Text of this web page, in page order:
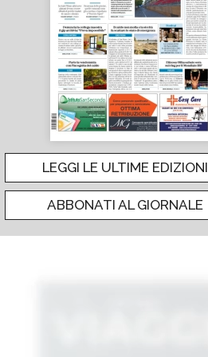
LEGGI LE ULTIME EDIZIONI
ABBONATI AL GIORNALE